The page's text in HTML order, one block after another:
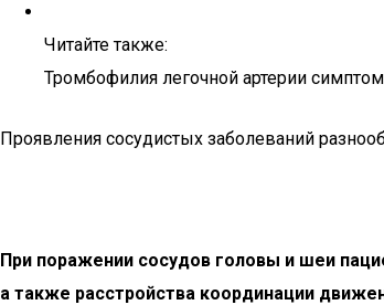
Читайте также:
Тромбофилия легочной артерии
Проявления сосудистых заболеваний
При поражении сосудов головы и шеи
а также расстройства координации